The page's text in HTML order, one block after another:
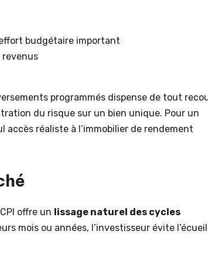
budgétaire important
revenus
programmés dispense de tout
du risque sur un bien unique. Pour un
accès réaliste à l’immobilier de rendement
offre un lissage naturel des cycles
mois ou années, l’investisseur évite l’écueil